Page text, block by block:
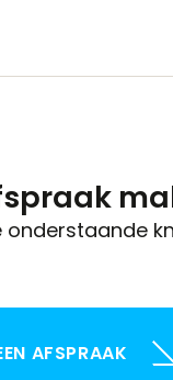
onderstaande
AFSPRAAK